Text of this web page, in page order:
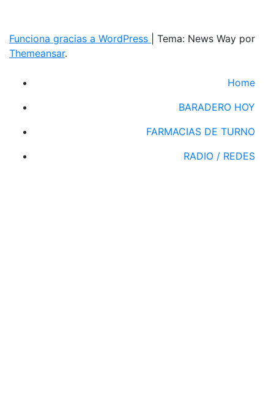
Funciona gracias a WordPress
Tema: News Way por
Themeansar.
Home
BARADERO HOY
FARMACIAS DE TURNO
RADIO / REDES